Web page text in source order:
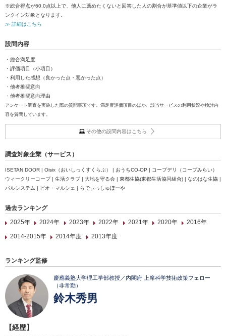
※総合得点が60.0点以上で、他人に薦めたくないと回答した人の割合が基準値以下の企業がラ
ンクイン対象となります。
≫ 詳細はこちら
設問内容
・総合満足度
・評価項目（小項目）
・利用した感想（良かった点・悪かった点）
・他者推奨意向
・他者推奨意向理由
アンケート調査を実施した際の質問事項です。満足度評価項目のほか、該当サービスの利用状況や検討内
容を質問しています。
その他の設問内容はこちら
調査対象企業（サービス）
ISETAN DOOR | Oisix（おいしっくすくらぶ） | おうちCO-OP | コープデリ（コープみらい）
ウィークリーコープ | 生活クラブ | 大地を守る会 | 東都生協(東都生活協同組合) | なのはな生協 |
パルシステム | ビオ・マルシェ | らでぃっしゅぼーや
過去ランキング
2025年
2024年 2023年 2022年 2021年 2020年
2016年
2014-2015年
2014年度 2013年度
ランキング監修
慶應義塾大学理工学部教授／内閣府 上席科学技術政策フェロー
（非常勤）
鈴木秀男
【経歴】